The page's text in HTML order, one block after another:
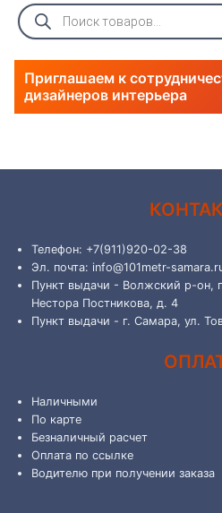
Поиск
товаров
Приглашаем к
дизайнеров интерьера
Телефон: +7(911)920-02-38
Эл. почта: info@101metr-
Пункт выдачи - Волжский р-он,
Нестора Постникова, д. 4
Пункт выдачи - г. Самара, ул.
Наличными
По карте
Безналичный расчет
Оплата по ссылке
Водителю при получении заказа